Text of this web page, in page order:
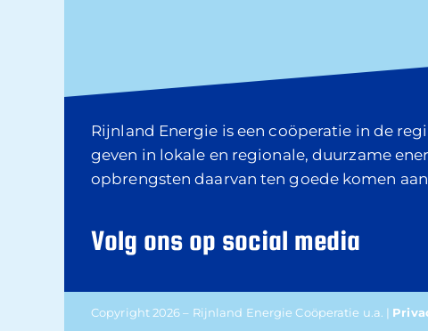
Rijnland Energie is een coöperatie in de
geven in lokale en regionale, duurzame
opbrengsten daarvan ten goede komen
Volg ons op social media
Copyright 2026 – Rijnland Energie Coöperatie u.a. |